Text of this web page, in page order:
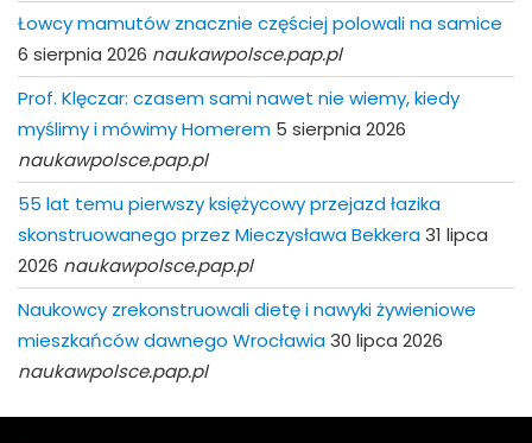
Łowcy mamutów znacznie częściej polowali na samice
6 sierpnia 2026 naukawpolsce.pap.pl
Prof. Klęczar: czasem sami nawet nie wiemy, kiedy
myślimy i mówimy Homerem 5 sierpnia 2026
naukawpolsce.pap.pl
55 lat temu pierwszy księżycowy przejazd łazika
skonstruowanego przez Mieczysława Bekkera31 lipca
2026 naukawpolsce.pap.pl
Naukowcy zrekonstruowali dietę i nawyki żywieniowe
mieszkańców dawnego Wrocławia30 lipca 2026
naukawpolsce.pap.pl